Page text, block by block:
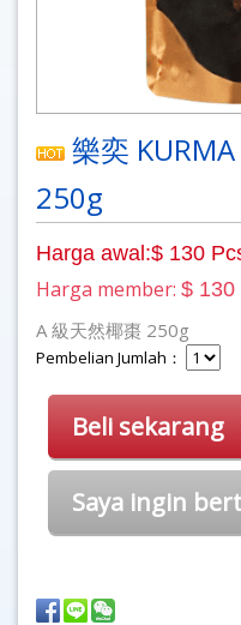
樂奕
250g
Harga awal:$ 130
Harga member: $ 130
A 級天然椰棗 250g
Pembelian Jumlah：
Beli sekarang
Saya ingin